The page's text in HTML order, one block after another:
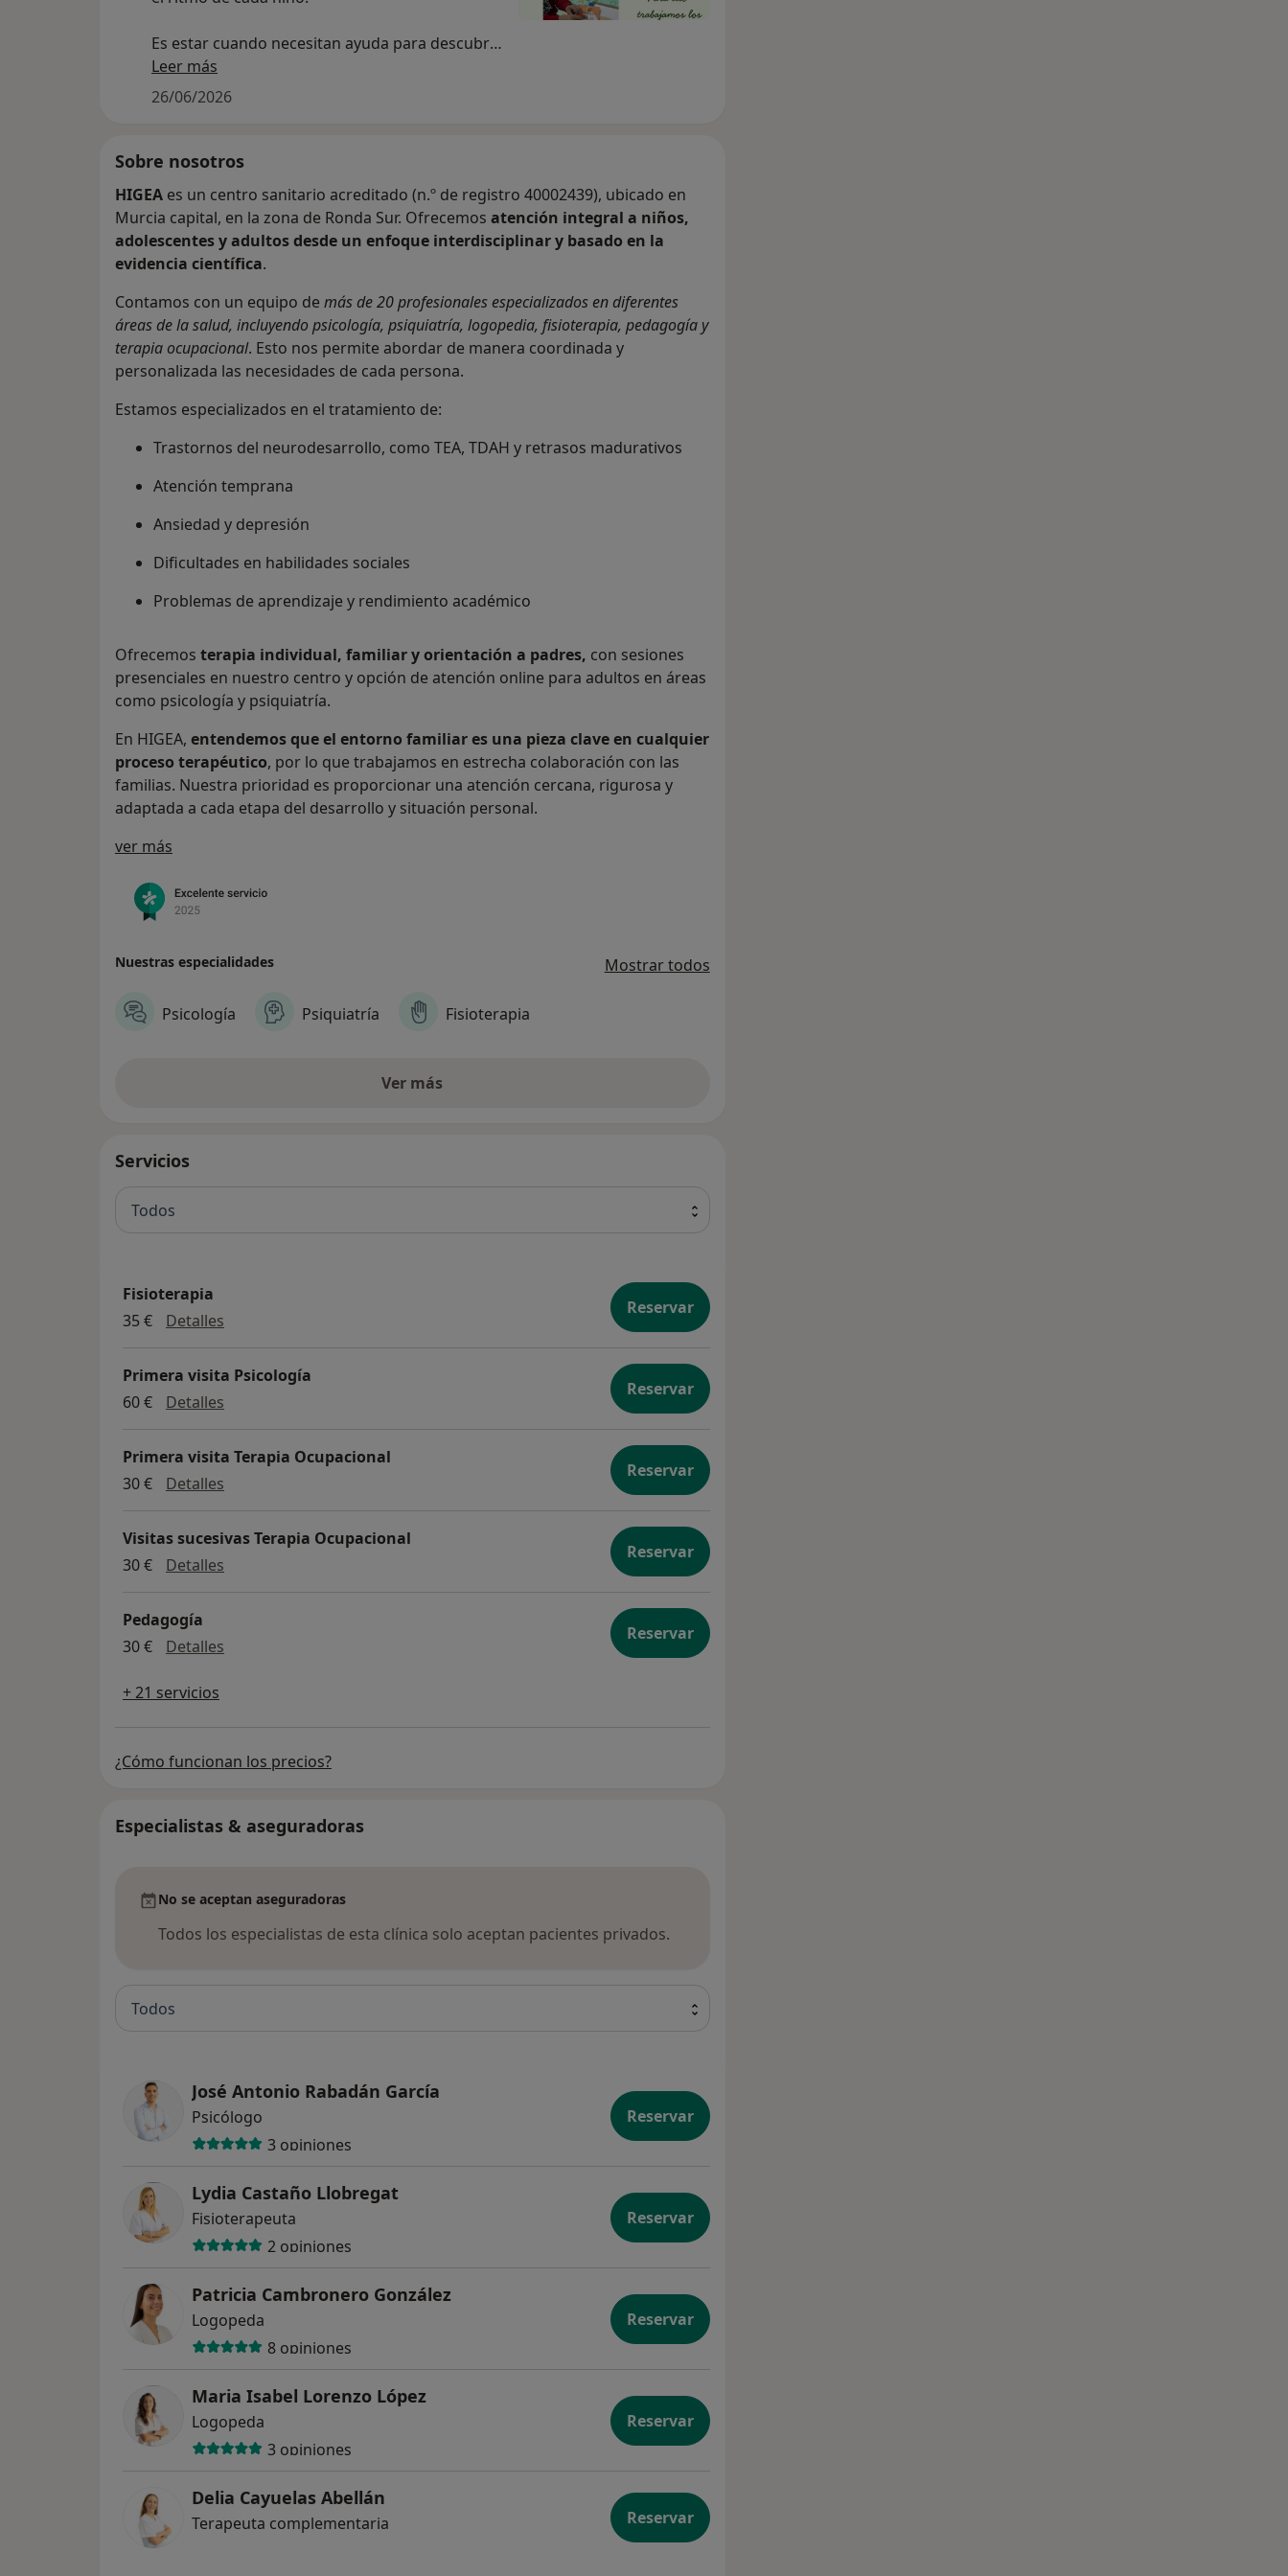
Es estar cuando necesitan ayuda para descubrir
el mundo, para explorar, para jugar y para
ganar autonomía en su día a día.
como un proceso cercano, donde cada
que parezca, es importante.
Por eso contamos con Gema Martínez,
Terapeuta ocupacional especializada en
Atención Temprana, que trabaja desde el
vínculo, el juego y la comprensión. Su mirada
pone el foco en las capacidades, acompañando
tanto a los niños como a sus familias con
de acompañar.
Leer más
26/06/2026
Sobre nosotros
HIGEA es un centro sanitario acreditado (n.º de registro 40002439), ubicado en
Murcia capital, en la zona de Ronda Sur. Ofrecemos atención integral a niños,
adolescentes y adultos desde un enfoque interdisciplinar y basado en la
evidencia científica.
Contamos con un equipo de más de 20 profesionales especializados en diferentes
áreas de la salud, incluyendo psicología, psiquiatría, logopedia, fisioterapia, pedagogía y
terapia ocupacional. Esto nos permite abordar de manera coordinada y
personalizada las necesidades de cada persona.
Estamos especializados en el tratamiento de:
Trastornos del neurodesarrollo, como TEA, TDAH y retrasos madurativos
Atención temprana
Ansiedad y depresión
Dificultades en habilidades sociales
Problemas de aprendizaje y rendimiento académico
Ofrecemos terapia individual, familiar y orientación a padres, con sesiones
presenciales en nuestro centro y opción de atención online para adultos en áreas
como psicología y psiquiatría.
En HIGEA, entendemos que el entorno familiar es una pieza clave en cualquier
proceso terapéutico, por lo que trabajamos en estrecha colaboración con las
familias. Nuestra prioridad es proporcionar una atención cercana, rigurosa y
adaptada a cada etapa del desarrollo y situación personal.
ver más
Nuestras especialidades Mostrar todos
Psicología Psiquiatría Fisioterapia
Ver más
Servicios
Todos
Fisioterapia
35 €
Detalles
Reservar
Primera visita Psicología
60 €
Detalles
Reservar
Primera visita Terapia Ocupacional
30 €
Detalles
Reservar
Visitas sucesivas Terapia Ocupacional
30 €
Detalles
Reservar
Pedagogía
30 €
Detalles
Reservar
+ 21 servicios
¿Cómo funcionan los precios?
Especialistas & aseguradoras
No se aceptan aseguradoras
Todos los especialistas de esta clínica solo aceptan pacientes privados.
Todos
José Antonio Rabadán García
Psicólogo
3 opiniones
Reservar
Lydia Castaño Llobregat
Fisioterapeuta
2 opiniones
Reservar
Patricia Cambronero González
Logopeda
8 opiniones
Reservar
Maria Isabel Lorenzo López
Logopeda
3 opiniones
Reservar
Delia Cayuelas Abellán
Terapeuta complementaria Reservar